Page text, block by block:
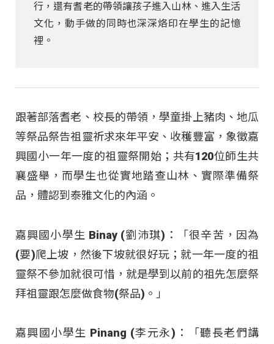
行，還有耆老的帶領讓孩子進入山林、進入生活
文化，動手做的同時也深深烙印在學生的記憶
裡。
跟著部落耆老、校長的帶領，學童掛上豬肉、地瓜
等祭品祭告祖靈祈求來年平安、收穫豐富，象徵嘉
興國小一年一度的祖靈祭開始；共有120位師生共
襄盛舉，而學生也從實地踏查山林、實際準備祭
品，體認到泰雅文化的內涵。
嘉興國小學生 Binay (劉沛琪)：「很辛苦，因為
(要)爬上坡，然後下坡就很好玩；就一年一度的祖
靈祭不參加就很可惜，就是學到以前的祖先怎麼祭
拜祖靈跟怎麼做食物(祭品)。」
嘉興國小學生 Pinang (李元永)：「聽長老們講